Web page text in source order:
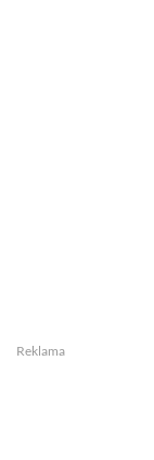
Reklama